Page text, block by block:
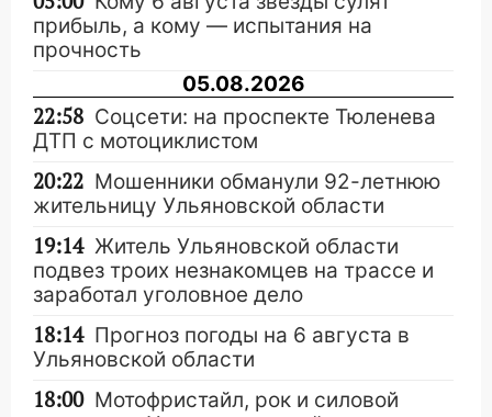
прибыль, а кому — испытания на
прочность
05.08.2026
22:58 Соцсети: на проспекте Тюленева
ДТП с мотоциклистом
20:22 Мошенники обманули 92-летнюю
жительницу Ульяновской области
19:14 Житель Ульяновской области
подвез троих незнакомцев на трассе и
заработал уголовное дело
18:14 Прогноз погоды на 6 августа в
Ульяновской области
18:00 Мотофристайл, рок и силовой